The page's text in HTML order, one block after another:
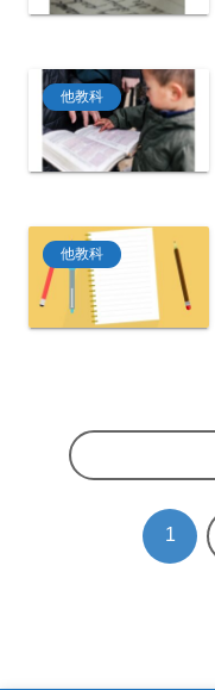
他教科
他教科
1